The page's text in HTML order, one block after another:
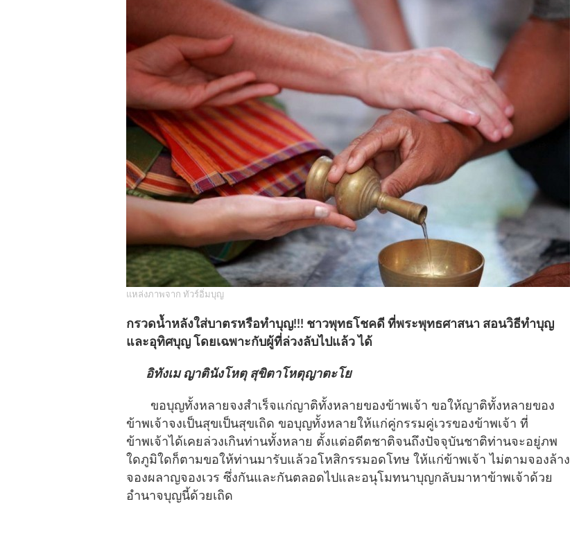
แหล่งภาพจาก ทัวร์อิ่มบุญ
กรวดน้ำหลังใส่บาตรหรือทำบุญ!!! ชาวพุทธโชคดี ที่พระพุทธศาสนา สอนวิธีทำบุญ
และอุทิศบุญ โดยเฉพาะกับผู้ที่ล่วงลับไปแล้ว ได้
อิทังเม ญาตินังโหตุ สุขิตาโหตุญาตะโย
ขอบุญทั้งหลายจงสำเร็จแก่ญาติทั้งหลายของข้าพเจ้า ขอให้ญาติทั้งหลายของ
ข้าพเจ้าจงเป็นสุขเป็นสุขเถิด ขอบุญทั้งหลายให้แก่คู่กรรมคู่เวรของข้าพเจ้า ที่
ข้าพเจ้าได้เคยล่วงเกินท่านทั้งหลาย ตั้งแต่อดีตชาติจนถึงปัจจุบันชาติท่านจะอยู่ภพ
ใดภูมิใดก็ตามขอให้ท่านมารับแล้วอโหสิกรรมอดโทษ ให้แก่ข้าพเจ้า ไม่ตามจองล้าง
จองผลาญจองเวร ซึ่งกันและกันตลอดไปและอนุโมทนาบุญกลับมาหาข้าพเจ้าด้วย
อำนาจบุญนี้ด้วยเถิด